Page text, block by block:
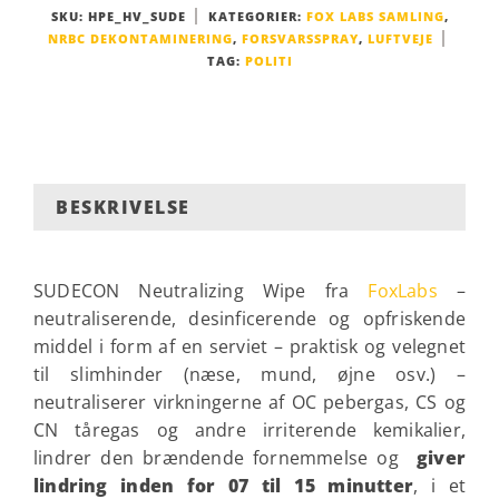
SKU: HPE_HV_SUDE KATEGORIER: FOX LABS SAMLING,
NRBC DEKONTAMINERING, FORSVARSSPRAY, LUFTVEJE
TAG: POLITI
BESKRIVELSE
SUDECON Neutralizing Wipe fra FoxLabs –
neutraliserende, desinficerende og opfriskende
middel i form af en serviet – praktisk og velegnet
til slimhinder (næse, mund, øjne osv.) –
neutraliserer virkningerne af OC pebergas, CS og
CN tåregas og andre irriterende kemikalier,
lindrer den brændende fornemmelse og giver
lindring inden for 07 til 15 minutter, i et